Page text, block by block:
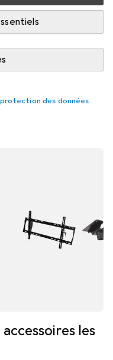
des données
mes
les